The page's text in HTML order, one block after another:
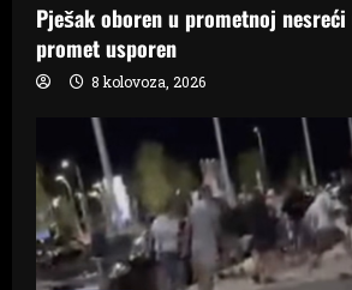
Pješak oboren u prometnoj
promet usporen
8 kolovoza, 2026